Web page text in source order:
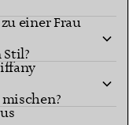
einer Frau